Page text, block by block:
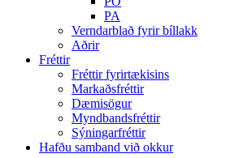
PA
Verndarblað fyrir bíllakk
Aðrir
Fréttir
Fréttir fyrirtækisins
Markaðsfréttir
Dæmisögur
Myndbandsfréttir
Sýningarfréttir
Hafðu samband við okkur